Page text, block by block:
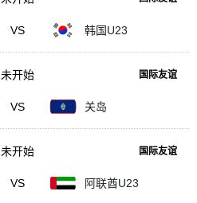
VS 韩国U23
国际友谊
VS 关岛
未开始
国际友谊
VS 阿联酋U23
未开始